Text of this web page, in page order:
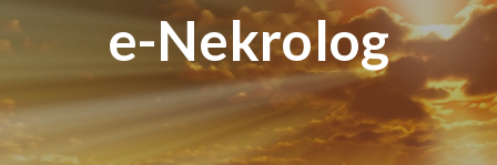
e-Nekrolog